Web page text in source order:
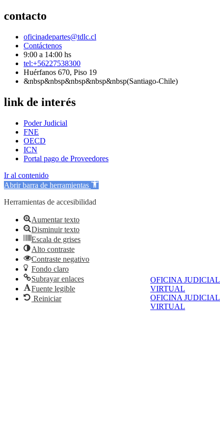
OFICINA JUDICIAL
VIRTUAL
OFICINA JUDICIAL
VIRTUAL
contacto
oficinadepartes@tdlc.cl
Contáctenos
9:00 a 14:00 hs
tel:+56227538300
Huérfanos 670, Piso 19
&nbsp&nbsp&nbsp&nbsp&nbsp(Santiago-Chile)
link de interés
Poder Judicial
FNE
OECD
ICN
Portal pago de Proveedores
Ir al contenido
Abrir barra de herramientas
Herramientas de accesibilidad
Aumentar texto
Disminuir texto
Escala de grises
Alto contraste
Contraste negativo
Fondo claro
Subrayar enlaces
Fuente legible
Reiniciar